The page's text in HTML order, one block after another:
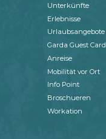
Unterkünfte
Erlebnisse
Urlaubsangebote
Garda Guest Card
Anreise
Mobilität vor Ort
Info Point
Broschueren
Workation